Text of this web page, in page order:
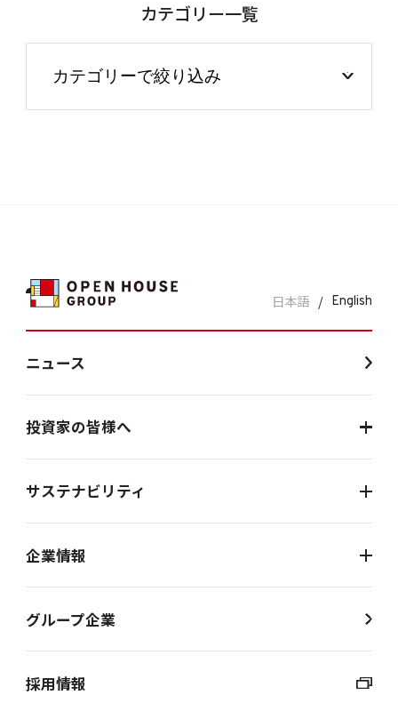
カテゴリー一覧
日本語 / English
投資家の皆様へ
サステナビリティ
企業情報
グループ企業
採用情報
ニュース